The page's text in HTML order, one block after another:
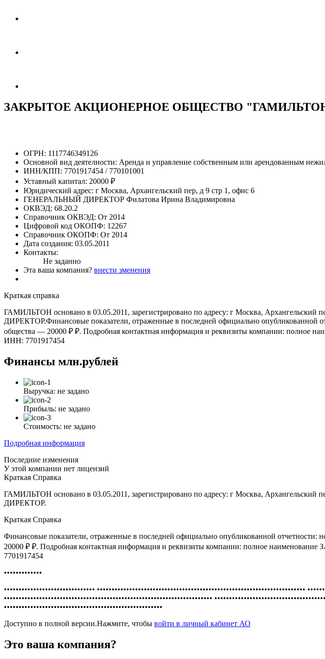
ЗАКРЫТОЕ АКЦИОНЕРНОЕ ОБЩЕСТВО
ОГРН: 1117746349126
Основной вид деятелности: Аренда и управление собственным или арендованным
ИНН/КПП: 7701917454 / 770101001
Уставный капитал: 20000 ₽
Юридический адрес: г Москва, Архангельский пер, д 9 стр 1, офис 6
ГЕНЕРАЛЬНЫЙ ДИРЕКТОР Филатова Ирина Владимировна
ОКВЭД: 68.20.2
Справочник ОКВЭД: От 2014
Цифровой код ОКОПФ: 12267
Справочник ОКОПФ: От 2014
Дата создания: 03.05.2011
Контакты:
Не заданно
Эта ваша компания? внести зменения
Краткая справка
ГАМИЛЬТОН основано в 03.05.2011, зарегистрировано по адресу: г Москва,
ДИРЕКТОР.Финансовые показатели, отраженные в последней официально опубликованной
общества — 20000 ₽ ₽. Подробная контактная информация и реквизиты компании:
ИНН: 7701917454
Финансы млн.рублей
Выручка: не задано
Прибыль: не задано
Стоимость: не задано
Подробная информация
Последние изменения
У этой компании нет лицензий
Краткая Справка
ГАМИЛЬТОН основано в 03.05.2011, зарегистрировано по адресу: г Москва,
ДИРЕКТОР.
Краткая Справка
Финансовые показатели, отраженные в последней официально опубликованной отчетности:
20000 ₽ ₽. Подробная контактная информация и реквизиты компании: полное
7701917454
•••••••••••••
••••••••••••••••••••••••••••••• •••••••••••••••••••••••••••••••••••••••••••••••••••••••••••••••••••••••
•••••••••••••••••••••••••••••••••••••••••••••••••••••••••••••••••••••••
••••••••••••••••••••••••••••••••••••••••••••••••••••••
Доступно в полной версии.Нажмите, чтобы войти в личный кабинет АО
Это ваша компания?